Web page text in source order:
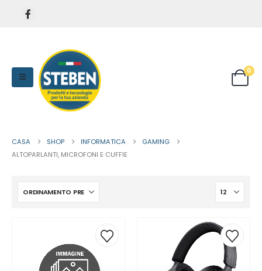
0
CASA SHOP INFORMATICA
GAMING
ALTOPARLANTI, MICROFONI E CUFFIE